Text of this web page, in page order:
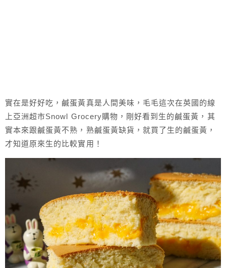
實在是好好吃，鹹蛋黃真是人間美味，毛毛這次在英國的線
上亞洲超市Snowl Grocery購物，剛好看到生的鹹蛋黃，其
實本來跟鹹蛋黃不熟，熟鹹蛋黃缺貨，就買了生的鹹蛋黃，
才知道原來生的比較實用！